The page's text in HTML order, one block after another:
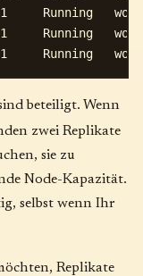
Running
Running
beteiligt. Wenn
zwei Replikate
sie zu
Node-Kapazität.
selbst wenn Ihr
Replikate